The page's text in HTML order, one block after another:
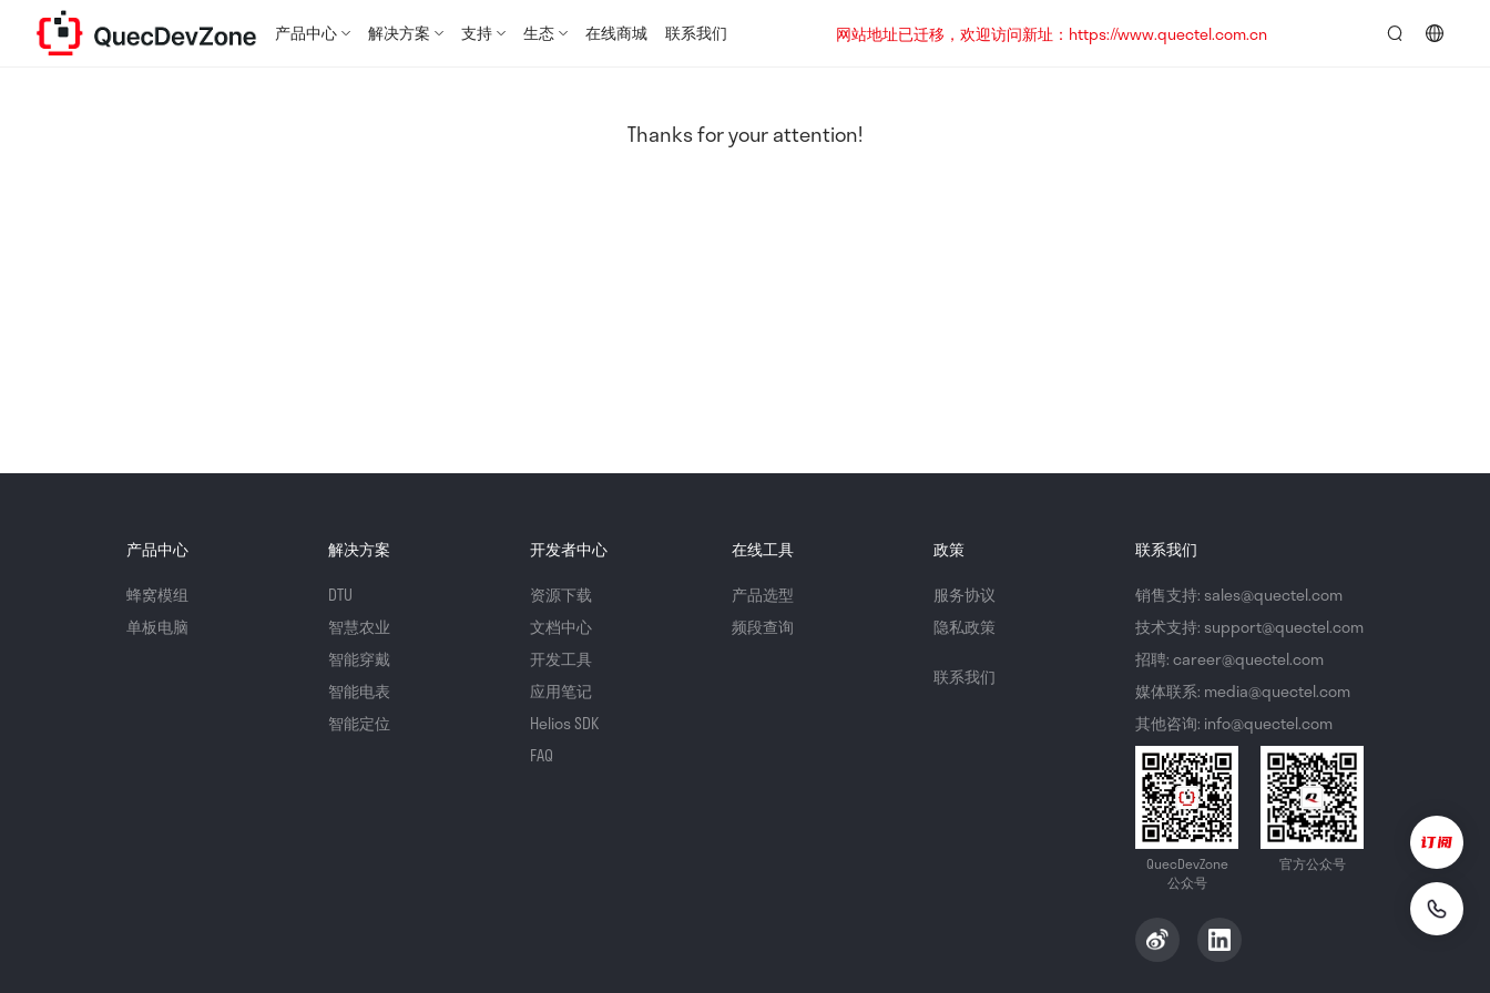
产品中心 解决方案 支持 生态 在线商城 联系我们
网站地址已迁移，欢迎访问新址：https://www.quectel.com.cn
Thanks for your attention!
产品中心
蜂窝模组
单板电脑
解决方案
DTU
智慧农业
智能穿戴
智能电表
智能定位
开发者中心
资源下载
文档中心
开发工具
应用笔记
Helios SDK
FAQ
在线工具
产品选型
频段查询
政策
服务协议
隐私政策
联系我们
联系我们
销售支持: sales@quectel.com
技术支持: support@quectel.com
招聘: career@quectel.com
媒体联系: media@quectel.com
其他咨询: info@quectel.com
QuecDevZone
公众号
官方公众号